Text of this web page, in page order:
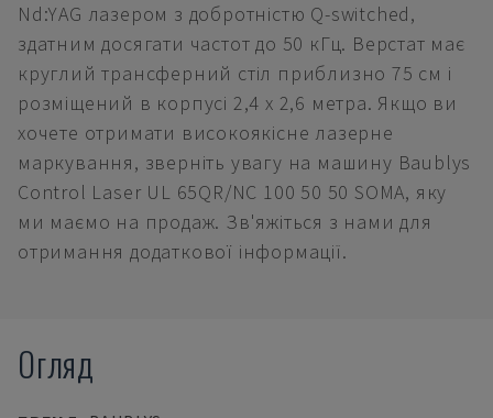
Nd:YAG лазером з добротністю Q-switched,
здатним досягати частот до 50 кГц. Верстат має
круглий трансферний стіл приблизно 75 см і
розміщений в корпусі 2,4 х 2,6 метра. Якщо ви
хочете отримати високоякісне лазерне
маркування, зверніть увагу на машину Baublys
Control Laser UL 65QR/NC 100 50 50 SOMA, яку
ми маємо на продаж. Зв'яжіться з нами для
отримання додаткової інформації.
Огляд